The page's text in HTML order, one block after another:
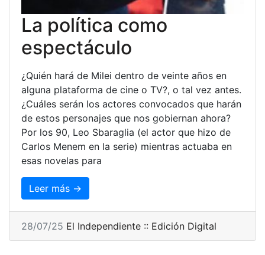
La política como
espectáculo
¿Quién hará de Milei dentro de veinte años en
alguna plataforma de cine o TV?, o tal vez antes.
¿Cuáles serán los actores convocados que harán
de estos personajes que nos gobiernan ahora?
Por los 90, Leo Sbaraglia (el actor que hizo de
Carlos Menem en la serie) mientras actuaba en
esas novelas para
Leer más →
28/07/25 El Independiente :: Edición Digital